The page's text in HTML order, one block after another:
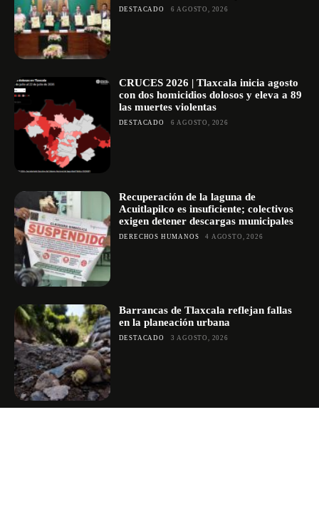
DESTACADO 6 AGOSTO, 2026
CRUCES 2026 | Tlaxcala inicia agosto
con dos homicidios dolosos y eleva a 89
las muertes violentas
DESTACADO 6 AGOSTO, 2026
Recuperación de la laguna de
Acuitlapilco es insuficiente; colectivos
exigen detener descargas municipales
DERECHOS HUMANOS 4 AGOSTO, 2026
Barrancas de Tlaxcala reflejan fallas
en la planeación urbana
DESTACADO 3 AGOSTO, 2026